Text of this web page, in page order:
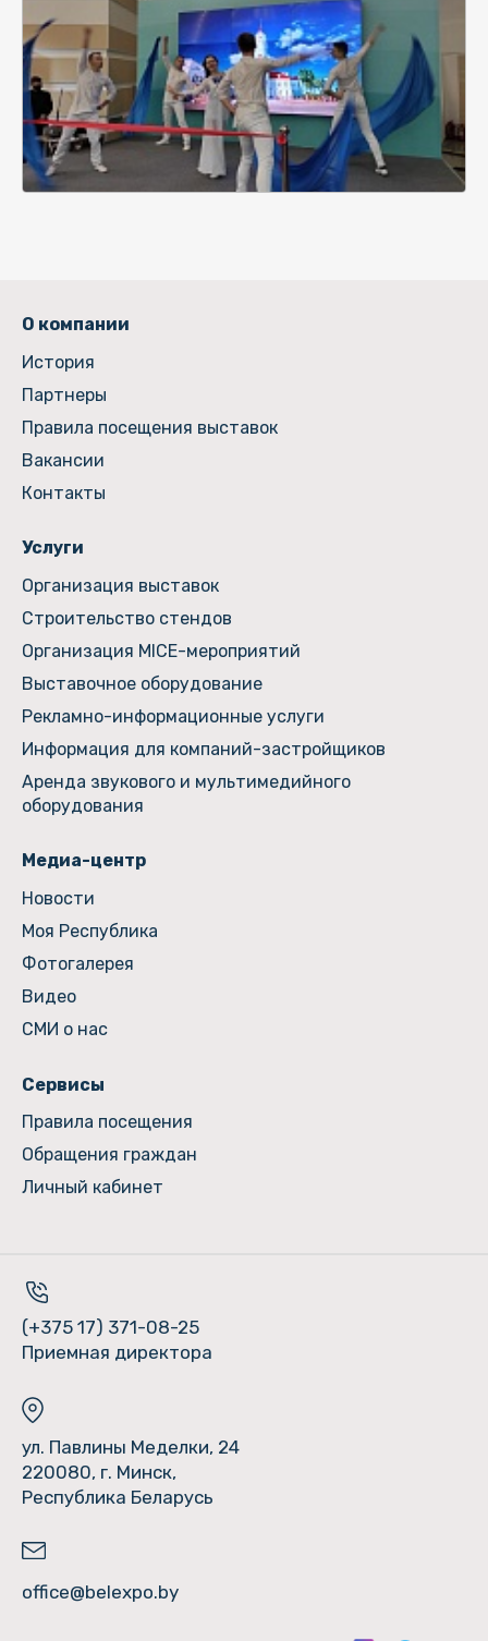
О компании
История
Партнеры
Правила посещения выставок
Вакансии
Контакты
Услуги
Организация выставок
Строительство стендов
Организация MICE-мероприятий
Выставочное оборудование
Рекламно-информационные услуги
Информация для компаний-застройщиков
Аренда звукового и мультимедийного
оборудования
Медиа-центр
Новости
Моя Республика
Фотогалерея
Видео
СМИ о нас
Сервисы
Правила посещения
Обращения граждан
Личный кабинет
(+375 17) 371-08-25
Приемная директора
ул. Павлины Меделки, 24
220080, г. Минск,
Республика Беларусь
office@belexpo.by